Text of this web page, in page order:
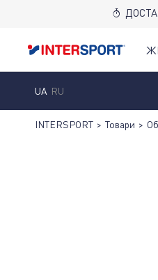
UA RU
INTERSPORT > Товари >